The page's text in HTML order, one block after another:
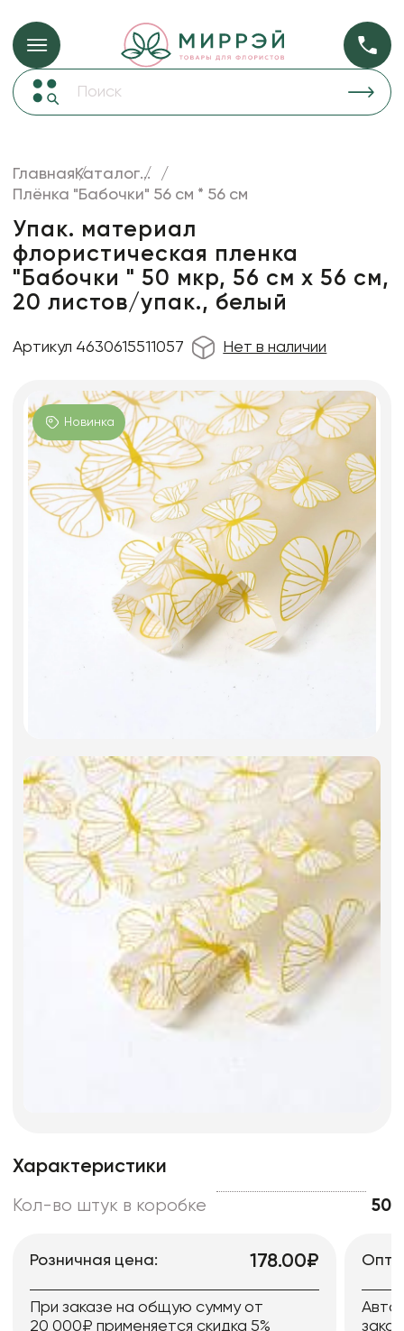
Упаковка для цветов и подарков Упаковка для
Коробки для цветов
Декор для дома
Лента
Товары для флористов
Пакеты для цветов и подарков
Искусственные цветы и растения
Фоамиран
Свечи
Игрушки мягкие
Изделия из металла
Сухоцветы
ГлавнаяКаталог...
Плёнка "Бабочки" 56 см * 56 см
Упак. материал
флористическая пленка
"Бабочки " 50 мкр, 56 см х 56 см,
20 листов/упак., белый
Артикул 4630615511057 Нет в наличии
Новинка
Характеристики
Кол-во штук в коробке 50
Розничная цена: 178.00₽
При заказе на общую сумму от
20 000₽ применяется скидка 5%